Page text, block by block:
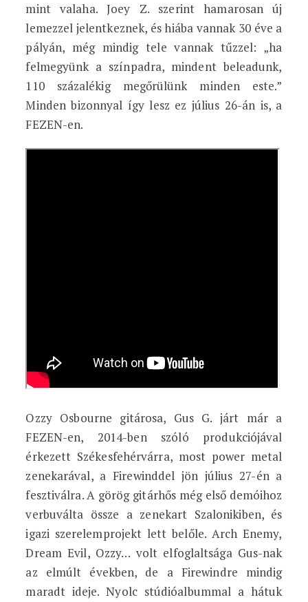
mint valaha. Joey Z. szerint hamarosan új
lemezzel jelentkeznek, és hiába vannak 30 éve a
pályán, még mindig tele vannak tűzzel: „ha
felmegyünk a színpadra, mindent beleadunk,
110 százalékig megőrülünk minden este.”
Minden bizonnyal így lesz ez július 26-án is, a
FEZEN-en.
Ozzy Osbourne gitárosa, Gus G. járt már a
FEZEN-en, 2014-ben szóló produkciójával
érkezett Székesfehérvárra, most power metal
zenekarával, a Firewinddel jön július 27-én a
fesztiválra. A görög gitárhős még első demóihoz
verbuválta össze a zenekart Szalonikiben, és
igazi szerelemprojekt lett belőle. Arch Enemy,
Dream Evil, Ozzy… volt elfoglaltsága Gus-nak
az elmúlt években, de a Firewindre mindig
maradt ideje. Nyolc stúdióalbummal a hátuk